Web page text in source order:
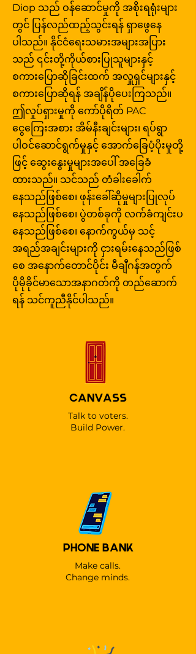
ပေးခဲ့သည်။ ထိုဖြစ်ရပ်များသည် အစိုးရ
သည် ကောင်းမွန်မှုအတွက် အင်အား
တစ်ရပ် ဖြစ်နိုင်သော်လည်း ၎င်း
ဝန်ဆောင်မှုပေးသော ပြည်သူများအပေါ်
တာဝန်ခံမှုရှိမှသာ ဖြစ်သည်ဟူသော ဒီ
အော့ပ်၏ယုံကြည်ချက်ကို ပိုမိုခိုင်မာစေခဲ့
သည်။ Battle Creek Central ၏
4x100 လက်ဆင့်ကမ်းအဖွဲ့၏ တစ်စိတ်
တစ်ပိုင်းအဖြစ် ကျောင်းမှတ်တမ်းဝင်
တစ်ဦးဖြစ်သည့် ဒီအော့ပ်သည်
တိုးတက်မှုကို အဖွဲ့လိုက်လုပ်ဆောင်မှု၊
စည်းကမ်းနှင့် ဇွဲလုံ့လတို့မှတစ်ဆင့်
တည်ဆောက်ထားကြောင်း သင်ယူခဲ့
သည်။ ထိုသင်ခန်းစာများသည် သူ့ကို
Battle Creek မှ Capitol Hill အထိ
ပို့ဆောင်ပေးခဲ့ပြီး နောက်ဆုံးတွင် အိမ်သို့
ပြန်ပြေးစေခဲ့ပြီး ယခုတစ်ကြိမ်တွင်မူ
အလွန်ကွဲပြားသော ပြိုင်ပွဲတစ်ခုတွင်
ပါဝင်ခဲ့သည်။
တိုးတက်စေရန် အာရုံစိုက်သည့်
ပြည်တွင်းလုပ်ငန်းအဖွဲ့တစ်ခုဖြစ်သည်။
ကယ်ပီတယ် ဟေးလ်တွင်
သူ၏အတွေ့အကြုံက ဥပဒေပြုရေးကို
မည်သို့ရေးဆွဲသည်၊ နှစ်ပါတီညွန့်ပေါင်း
များကို မည်သို့တည်ဆောက်သည်နှင့်
မဲဆန္ဒရှင်များ၏ စိုးရိမ်မှုများကို
အဓိပ္ပာယ်ရှိသော လုပ်ဆောင်ချက်အဖြစ်
မည်သို့ပြောင်းလဲနိုင်သည်ကို
ကိုယ်တိုင်ကိုယ်ကျ လေ့လာနိုင်စေခဲ့
သည်။ ထိုနေရာတွင် သူသည် ညွန့်ပေါင်း
များတည်ဆောက်နည်း၊ ဘုံသဘောတူ
ညီချက်ရှာဖွေနည်းနှင့် နေရပ်ရှိပြည်
သူများအပေါ် တာဝန်ခံမှုရှိနေစဉ် ရလဒ်
များ ပေးအပ်နည်းကို သင်ယူခဲ့သည်။
ဂန်ပြည်နယ် စတုတ္ထခရိုင်တစ်ဝှမ်းရှိ
အသိုင်းအဝိုင်းတိုင်းတွင် ဝါရှင်တန်တွင်
အသံတစ်ခုရှိကြောင်း သေချာစေလို
သည်။
Diop သည် ဝန်ဆောင်မှုကို အစိုးရရုံးများ
တွင် ပြန်လည်ထည့်သွင်းရန် ရှာဖွေနေ
ပါသည်။ နိုင်ငံရေးသမားအများအပြား
သည် ၎င်းတို့ကိုယ်စားပြုသူများနှင့်
စကားပြောဆိုခြင်းထက် အလှူရှင်များနှင့်
စကားပြောဆိုရန် အချိန်ပိုပေးကြသည်။
ဤလှုပ်ရှားမှုကို ကော်ပိုရိတ် PAC
ငွေကြေးအစား အိမ်နီးချင်းများ၊ ရပ်ရွာ
ပါဝင်ဆောင်ရွက်မှုနှင့် အောက်ခြေပံ့ပိုးမှုတို့
ဖြင့် ဆွေးနွေးမှုများအပေါ် အခြေခံ
ထားသည်။ သင်သည် တံခါးခေါက်
နေသည်ဖြစ်စေ၊ ဖုန်းခေါ်ဆိုမှုများပြုလုပ်
နေသည်ဖြစ်စေ၊ ပွဲတစ်ခုကို လက်ခံကျင်းပ
နေသည်ဖြစ်စေ၊ နောက်ကွယ်မှ သင့်
အရည်အချင်းများကို ငှားရမ်းနေသည်ဖြစ်
စေ အနောက်တောင်ပိုင်း မီချီဂန်အတွက်
ပိုမိုခိုင်မာသောအနာဂတ်ကို တည်ဆောက်
ရန် သင်ကူညီနိုင်ပါသည်။
CANVASS
Talk to voters.
Build Power.
PHONE BANK
Make calls.
Change minds.